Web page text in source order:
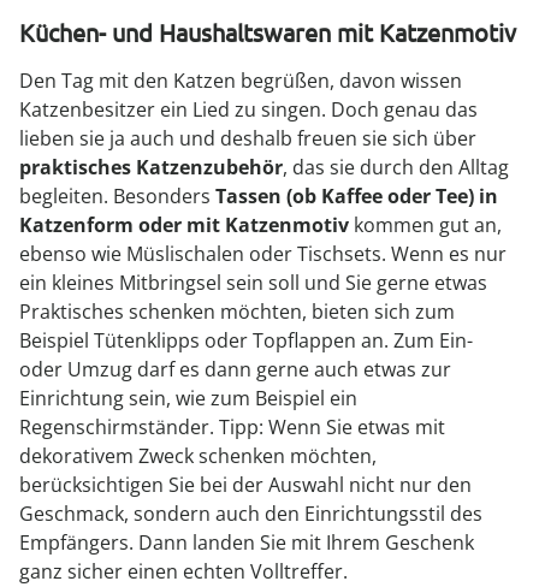
Küchen- und Haushaltswaren mit Katzenmotiv
Den Tag mit den Katzen begrüßen, davon wissen
Katzenbesitzer ein Lied zu singen. Doch genau das
lieben sie ja auch und deshalb freuen sie sich über
praktisches Katzenzubehör, das sie durch den Alltag
begleiten. Besonders Tassen (ob Kaffee oder Tee) in
Katzenform oder mit Katzenmotiv kommen gut an,
ebenso wie Müslischalen oder Tischsets. Wenn es nur
ein kleines Mitbringsel sein soll und Sie gerne etwas
Praktisches schenken möchten, bieten sich zum
Beispiel Tütenklipps oder Topflappen an. Zum Ein-
oder Umzug darf es dann gerne auch etwas zur
Einrichtung sein, wie zum Beispiel ein
Regenschirmständer. Tipp: Wenn Sie etwas mit
dekorativem Zweck schenken möchten,
berücksichtigen Sie bei der Auswahl nicht nur den
Geschmack, sondern auch den Einrichtungsstil des
Empfängers. Dann landen Sie mit Ihrem Geschenk
ganz sicher einen echten Volltreffer.